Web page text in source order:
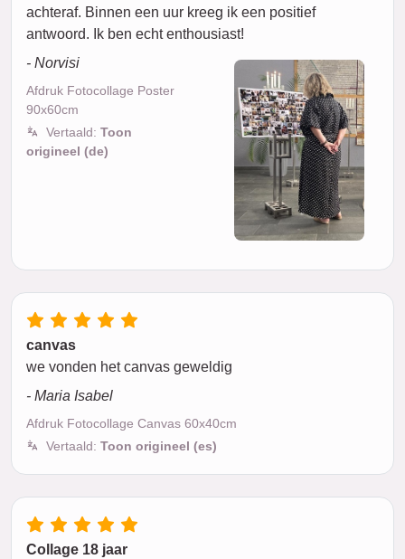
achteraf. Binnen een uur kreeg ik een positief
antwoord. Ik ben echt enthousiast!
- Norvisi
Afdruk Fotocollage Poster
90x60cm
Vertaald: Toon
origineel (de)
canvas
we vonden het canvas geweldig
- Maria Isabel
Afdruk Fotocollage Canvas 60x40cm
Vertaald: Toon origineel (es)
Collage 18 jaar